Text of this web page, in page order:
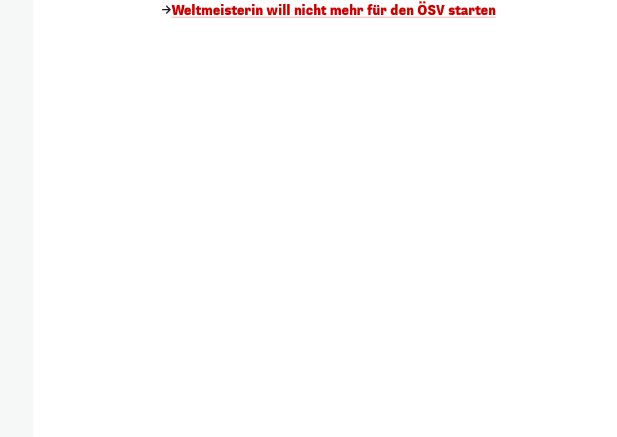
Weltmeisterin will nicht mehr für den ÖSV starten